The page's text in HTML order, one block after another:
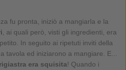
fu pronta, iniziò a mangiarla e la
, ai quali però, visti gli ingredienti, era
In seguito ai ripetuti inviti della
tavola ed iniziarono a mangiare. E...
era squisita! Quando i